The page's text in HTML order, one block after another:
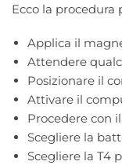
Ecco la procedura
Applica il
Attendere
Posizionare il
Attivare il
Procedere con
Scegliere la
Scegliere la T4